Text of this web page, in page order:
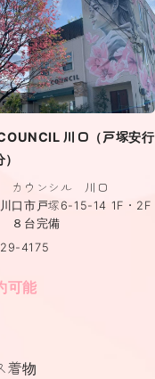
川口（戸塚安行
カウンシル 川口
口市戸塚6-15-14 1F・2F
８台完備
4175
可能
着物